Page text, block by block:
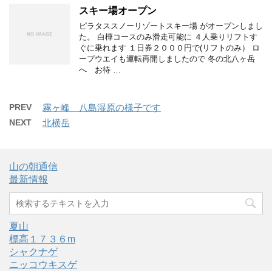
スキー場オープン
ピラタススノーリゾートスキー場 がオープンしまし
た。 白樺コースのみ滑走可能に ４人乗りリフトす
ぐに乗れます １日券２０００円で(リフトのみ） ロ
ープウエイも運転再開しましたので 冬の北八ヶ岳
へ お待 …
PREV 霧ヶ峰 八島湿原の様子です
NEXT 北横岳
山の朝通信
最新情報
夏山
標高１７３６m
シャクナゲ
ニッコウキスゲ